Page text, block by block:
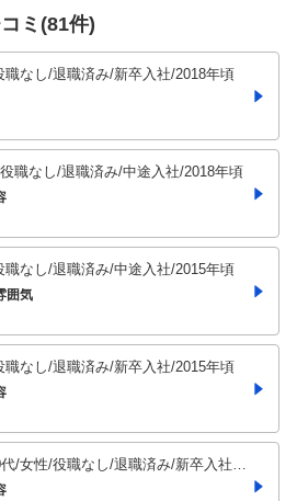
ミ(81件)
なし/退職済み/新卒入社/2018年頃
職なし/退職済み/中途入社/2018年頃
なし/退職済み/中途入社/2015年頃
囲気
なし/退職済み/新卒入社/2015年頃
/女性/役職なし/退職済み/新卒入社/2